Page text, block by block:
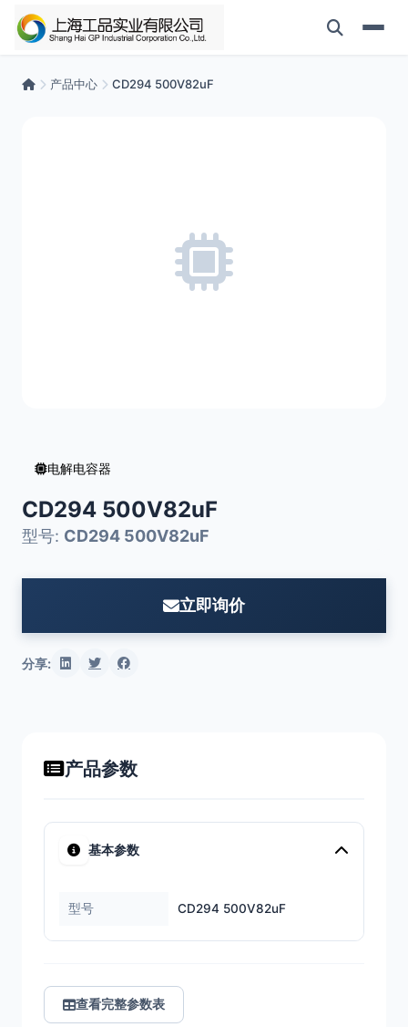
产品中心 CD294 500V82uF
电解电容器
CD294 500V82uF
型号: CD294 500V82uF
立即询价
分享:
产品参数
基本参数
型号 CD294 500V82uF
查看完整参数表